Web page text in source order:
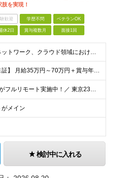
肢を実現！
歓迎 学歴不問 ベテランOK
休2日 賞与複数月 面接1回
サーバー、ネットワーク、クラウド領域におけるインフラエンジニアとしての何らかの実務経験（年数不問） ※設計、構築、運用保守、監視等 少しでも実務経験があれば、まずは気軽にエントリーしてみてください！
【前職給与保証】 月給35万円～70万円＋賞与年2回＋各種手当 ※前職の給与・スキル・経験を考慮の上、決定いたします。 ※月給には固定残業代（月30時間分／5万円～10万円）を含みます。超過分は別途
＼社員の7割がフルリモート実施中！／ 東京23区内など1都3県を中心としたプロジェクト先での勤務となります。 ※勤務地は希望を考慮します ≪本社≫ 東京都渋谷区恵比寿南1丁目3番7号 隅越ビル5階
メイン
検討中に入れる